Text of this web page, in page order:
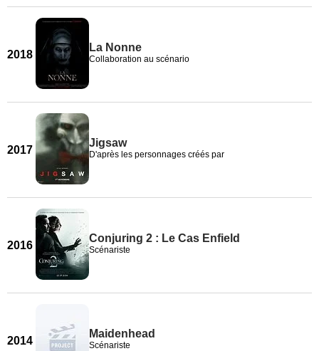
2018
La Nonne
Collaboration au scénario
2017
Jigsaw
D'après les personnages créés par
2016
Conjuring 2 : Le Cas Enfield
Scénariste
2014
Maidenhead
Scénariste